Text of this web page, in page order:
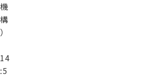
機
構
）
14
:5